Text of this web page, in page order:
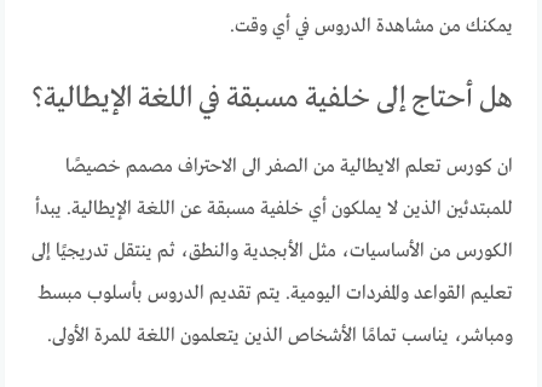
يمكنك من مشاهدة الدروس في أي وقت.
هل أحتاج إلى خلفية مسبقة في اللغة الإيطالية؟
ان كورس تعلم الايطالية من الصفر الى الاحتراف مصمم خصيصًا
للمبتدئين الذين لا يملكون أي خلفية مسبقة عن اللغة الإيطالية. يبدأ
الكورس من الأساسيات، مثل الأبجدية والنطق، ثم ينتقل تدريجيًا إلى
تعليم القواعد والمفردات اليومية. يتم تقديم الدروس بأسلوب مبسط
ومباشر، يناسب تمامًا الأشخاص الذين يتعلمون اللغة للمرة الأولى.